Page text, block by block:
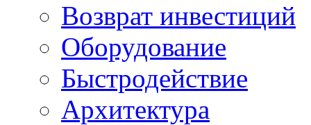
Возврат инвестиций
Оборудование
Быстродействие
Архитектура